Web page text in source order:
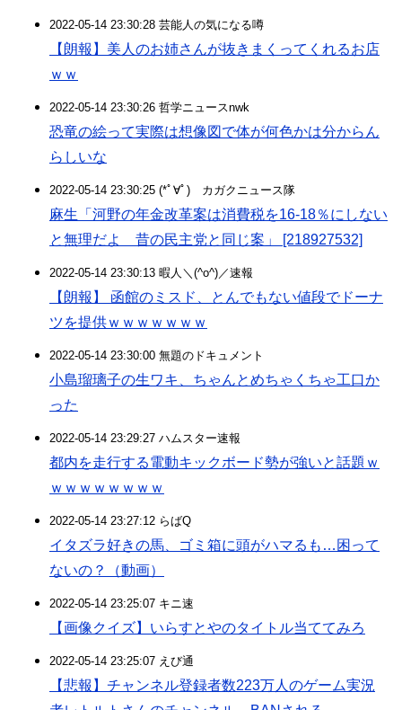
2022-05-14 23:30:28 芸能人の気になる噂
【朗報】美人のお姉さんが抜きまくってくれるお店
ｗｗ
2022-05-14 23:30:26 哲学ニュースnwk
恐竜の絵って実際は想像図で体が何色かは分からん
らしいな
2022-05-14 23:30:25 (*ﾟ∀ﾟ)ゞカガクニュース隊
麻生「河野の年金改革案は消費税を16-18％にしない
と無理だよ 昔の民主党と同じ案」 [218927532]
2022-05-14 23:30:13 暇人＼(^o^)／速報
【朗報】 函館のミスド、とんでもない値段でドーナ
ツを提供ｗｗｗｗｗｗｗ
2022-05-14 23:30:00 無題のドキュメント
小島瑠璃子の生ワキ、ちゃんとめちゃくちゃ工口か
った
2022-05-14 23:29:27 ハムスター速報
都内を走行する電動キックボード勢が強いと話題ｗ
ｗｗｗｗｗｗｗｗ
2022-05-14 23:27:12 らばQ
イタズラ好きの馬、ゴミ箱に頭がハマるも…困って
ないの？（動画）
2022-05-14 23:25:07 キニ速
【画像クイズ】いらすとやのタイトル当ててみろ
2022-05-14 23:25:07 えび通
【悲報】チャンネル登録者数223万人のゲーム実況